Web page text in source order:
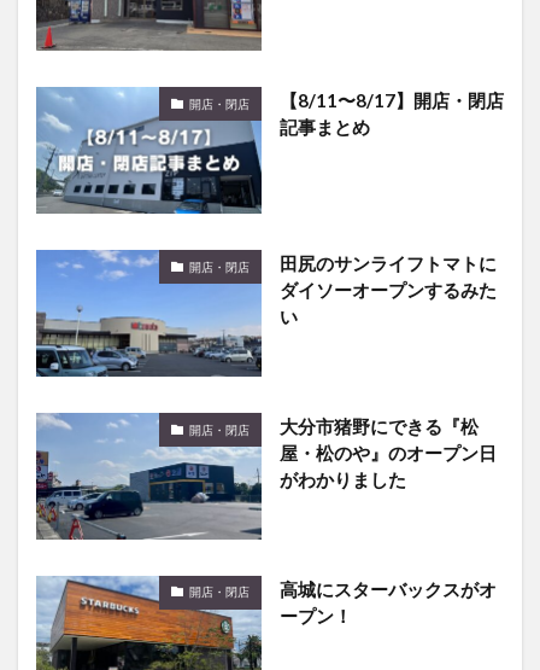
開店・閉店
【8/11〜8/17】開店・閉店
記事まとめ
開店・閉店
田尻のサンライフトマトに
ダイソーオープンするみた
い
開店・閉店
大分市猪野にできる『松
屋・松のや』のオープン日
がわかりました
開店・閉店
高城にスターバックスがオ
ープン！